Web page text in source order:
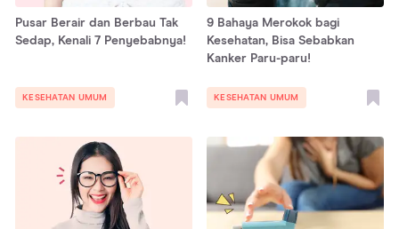
Pusar Berair dan Berbau Tak
Sedap, Kenali 7 Penyebabnya!
KESEHATAN UMUM
9 Bahaya Merokok bagi
Kesehatan, Bisa Sebabkan
Kanker Paru-paru!
KESEHATAN UMUM